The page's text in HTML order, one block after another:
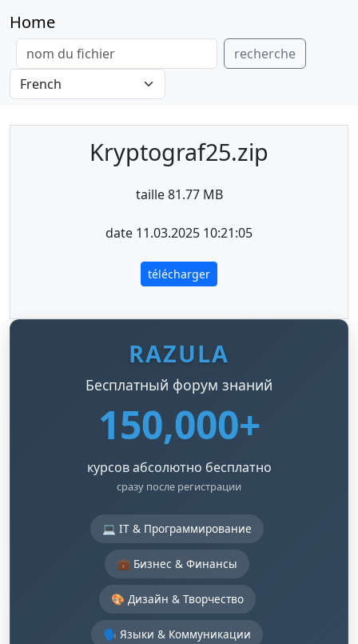
Home
recherche
Kryptograf25.zip
taille 81.77 MB
date 11.03.2025 10:21:05
télécharger
RAZULA
Бесплатный форум знаний
150,000+
курсов абсолютно бесплатно
сразу после регистрации
💻 IT & Программирование
💼 Бизнес & Финансы
🎨 Дизайн & Творчество
🗣️ Языки & Коммуникации